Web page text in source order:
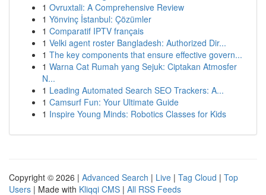
1 Ovruxtali: A Comprehensive Review
1 Yönvinç İstanbul: Çözümler
1 Comparatif IPTV français
1 Velki agent roster Bangladesh: Authorized Dir...
1 The key components that ensure effective govern...
1 Warna Cat Rumah yang Sejuk: Ciptakan Atmosfer
N...
1 Leading Automated Search SEO Trackers: A...
1 Camsurf Fun: Your Ultimate Guide
1 Inspire Young Minds: Robotics Classes for Kids
Copyright © 2026 | Advanced Search | Live | Tag Cloud | Top
Users | Made with Kliqqi CMS | All RSS Feeds